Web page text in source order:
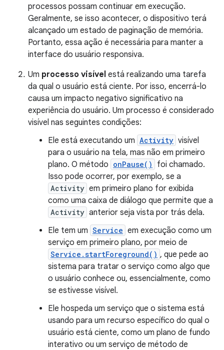
processos possam continuar em execução.
Geralmente, se isso acontecer, o dispositivo terá
alcançado um estado de paginação de memória.
Portanto, essa ação é necessária para manter a
interface do usuário responsiva.
Um processo visível está realizando uma tarefa
da qual o usuário está ciente. Por isso, encerrá-lo
causa um impacto negativo significativo na
experiência do usuário. Um processo é considerado
visível nas seguintes condições:
Ele está executando um Activity visível
para o usuário na tela, mas não em primeiro
plano. O método onPause()
foi chamado.
Isso pode ocorrer, por exemplo, se a
Activity em primeiro plano for exibida
como uma caixa de diálogo que permite que a
Activity anterior seja vista por trás dela.
Ele tem um Service em execução como um
serviço em primeiro plano, por meio de
Service.startForeground() , que pede ao
sistema para tratar o serviço como algo que
o usuário conhece ou, essencialmente, como
se estivesse visível.
Ele hospeda um serviço que o sistema está
usando para um recurso específico do qual o
usuário está ciente, como um plano de fundo
interativo ou um serviço de método de